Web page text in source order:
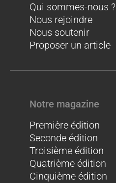
Qui sommes-nous ?
Nous rejoindre
Nous soutenir
Proposer un article
Notre magazine
Première édition
Seconde édition
Troisième édition
Quatrième édition
Cinquième édition